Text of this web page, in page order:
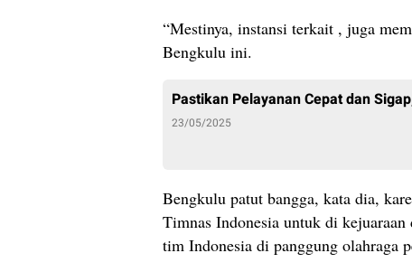
“Mestinya, instansi terkait , juga
Bengkulu ini.
Pastikan Pelayanan Cepat dan
23/05/2025
Bengkulu patut bangga, kata dia,
Timnas Indonesia untuk di
tim Indonesia di panggung olahraga